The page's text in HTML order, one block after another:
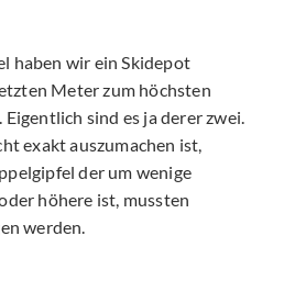
haben wir ein Skidepot
Meter zum höchsten
sind es ja derer zwei.
exakt auszumachen ist,
der um wenige
höhere ist, mussten
werden.